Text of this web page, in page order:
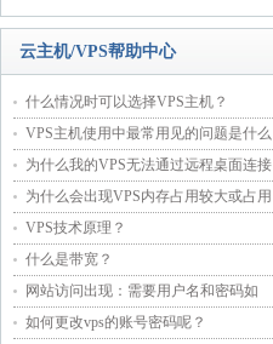
云主机/VPS帮助中心
什么情况时可以选择VPS主机？
VPS主机使用中最常用见的问题是什么
为什么我的VPS无法通过远程桌面连接
为什么会出现VPS内存占用较大或占用
VPS技术原理？
什么是带宽？
网站访问出现：需要用户名和密码如
如何更改vps的账号密码呢？